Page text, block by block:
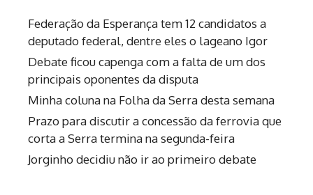
Federação da Esperança tem 12 candidatos a
deputado federal, dentre eles o lageano Igor
Debate ficou capenga com a falta de um dos
principais oponentes da disputa
Minha coluna na Folha da Serra desta semana
Prazo para discutir a concessão da ferrovia que
corta a Serra termina na segunda-feira
Jorginho decidiu não ir ao primeiro debate